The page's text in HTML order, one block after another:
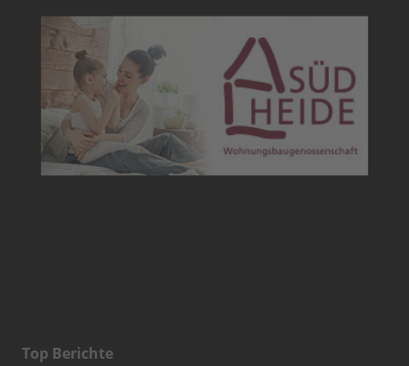
Top Berichte